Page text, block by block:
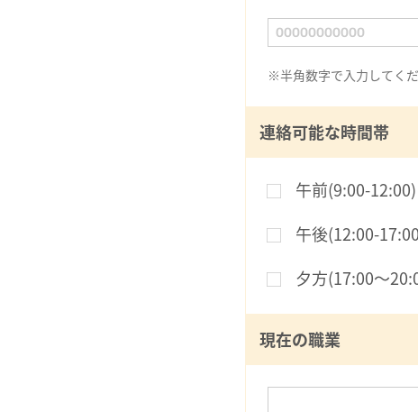
※半角数字で入力してく
連絡可能な時間帯
午前(9:00-12:00)
午後(12:00-
夕方(17:00〜
現在の職業